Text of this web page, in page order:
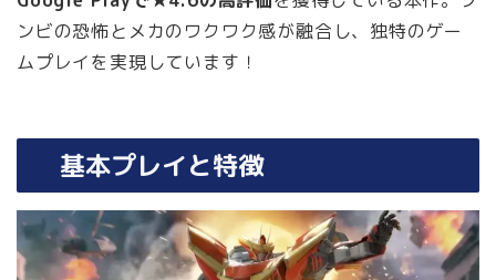
ンビの恐怖とメカのワクワク感が融合し、独特のゲー
ムプレイを実現しています！
基本プレイと特徴